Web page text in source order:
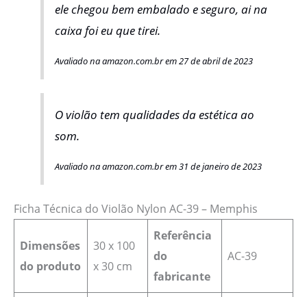
ele chegou bem embalado e seguro, ai na
caixa foi eu que tirei.
Avaliado na amazon.com.br em 27 de abril de 2023
O violão tem qualidades da estética ao
som.
Avaliado na amazon.com.br em 31 de janeiro de 2023
Ficha Técnica do Violão Nylon AC-39 – Memphis
Dimensões
do produto
‎30 x 100
x 30 cm
Referência
do
fabricante
AC-39